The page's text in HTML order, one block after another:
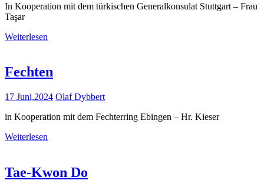
In Kooperation mit dem türkischen Generalkonsulat Stuttgart – Frau
Taşar
Weiterlesen
Fechten
17 Juni,2024 Olaf Dybbert
in Kooperation mit dem Fechterring Ebingen – Hr. Kieser
Weiterlesen
Tae-Kwon Do